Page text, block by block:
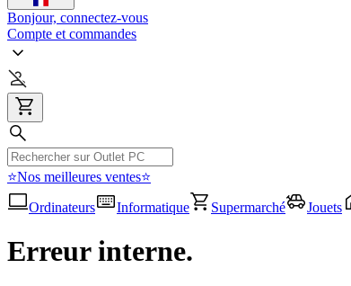
Bonjour, connectez-vous
Compte et commandes
⭐Nos meilleures ventes⭐
Ordinateurs
Informatique Supermarché Jouets
Erreur interne.